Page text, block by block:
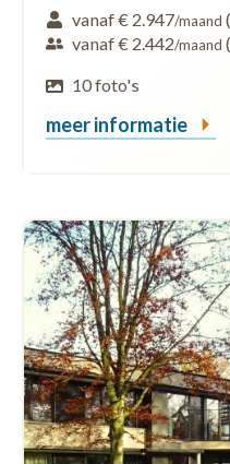
vanaf € 2.947/maand
vanaf € 2.442/maand
10 foto's
meer informatie